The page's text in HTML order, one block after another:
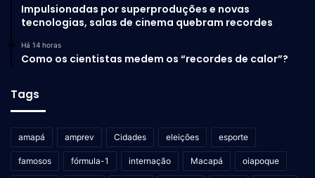
Impulsionadas por superproduções e novas
tecnologias, salas de cinema quebram recordes
Há 14 horas
Como os cientistas medem os “recordes de calor”?
Tags
amapá amprev Cidades eleições esporte
famosos fórmula-1 internação Macapá oiapoque